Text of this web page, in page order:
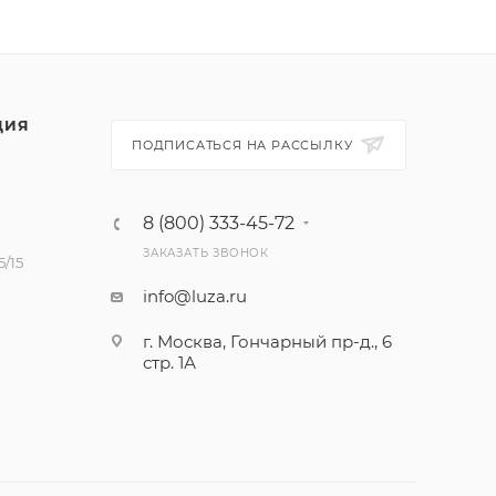
15
ПОДПИСАТЬСЯ НА РАССЫЛКУ
8 (800) 333-45-72
ЗАКАЗАТЬ ЗВОНОК
info@luza.ru
г. Москва, Гончарный пр-д., 6
стр. 1А